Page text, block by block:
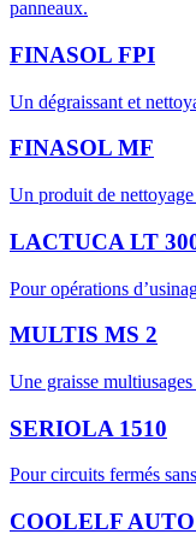
panneaux.
FINASOL FPI
Un dégraissant et
FINASOL MF
Un produit de
LACTUCA LT
Pour opérations
MULTIS MS 2
Une graisse
SERIOLA 1510
Pour circuits fermés
COOLELF AUTO